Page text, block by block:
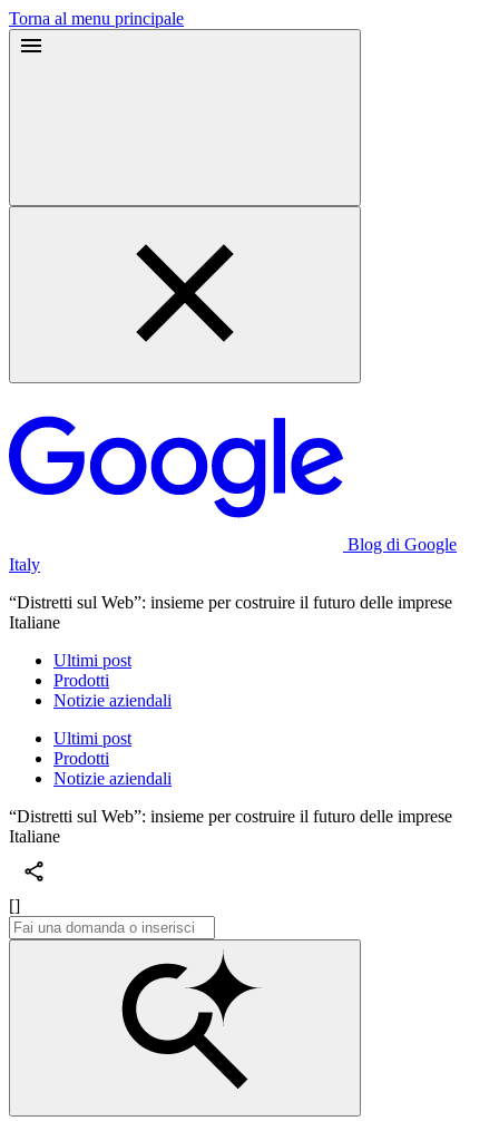
Torna al menu principale
Blog di Google
Italy
“Distretti sul Web”: insieme per costruire il futuro delle imprese
Italiane
Ultimi post
Prodotti
Notizie aziendali
Ultimi post
Prodotti
Notizie aziendali
“Distretti sul Web”: insieme per costruire il futuro delle imprese
Italiane
[]